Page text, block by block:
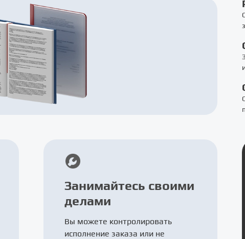
Занимайтесь своими
делами
Вы можете контролировать
исполнение заказа или не